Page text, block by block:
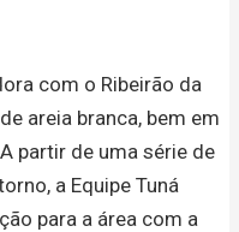
com o Ribeirão da
areia branca, bem em
partir de uma série de
a Equipe Tuná
para a área com a